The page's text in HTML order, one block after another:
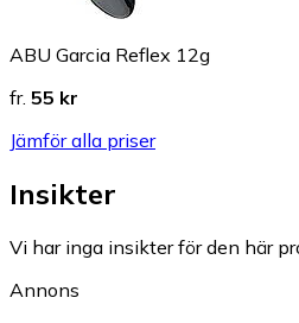
ABU Garcia Reflex 12g
fr. 55 kr
Jämför alla priser
Insikter
Vi har inga insikter för den här
Annons